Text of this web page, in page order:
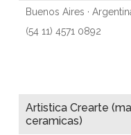
Buenos Aires ·
(54 11) 4571 0892
Artistica Crearte
ceramicas)